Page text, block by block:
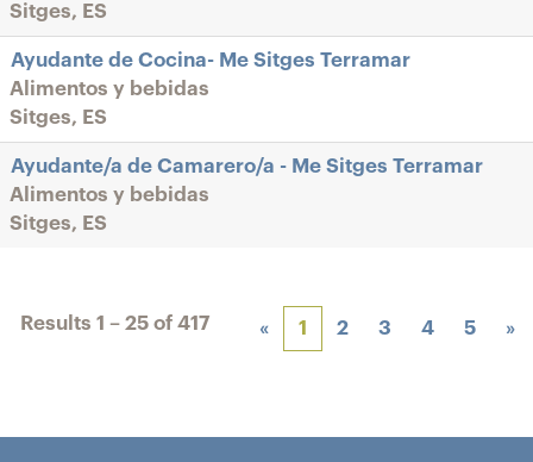
Sitges, ES
Ayudante de Cocina- Me Sitges Terramar
Alimentos y bebidas
Sitges, ES
Ayudante/a de Camarero/a - Me Sitges Terramar
Alimentos y bebidas
Sitges, ES
Results 1 – 25 of 417 « 1 2 3 4 5 »